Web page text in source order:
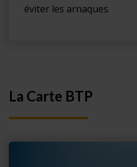
éviter les arnaques.
La Carte BTP